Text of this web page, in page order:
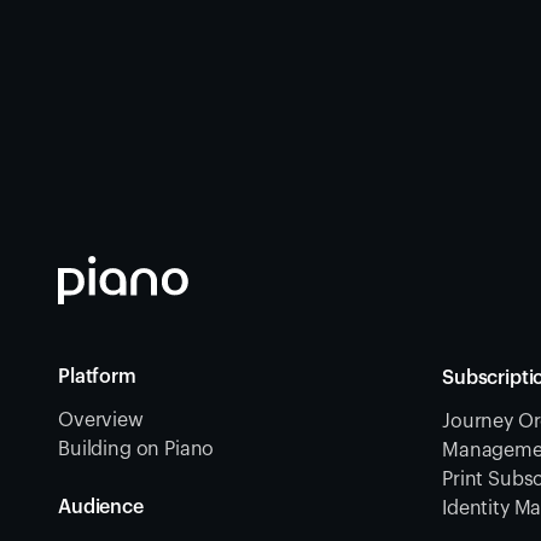
Platform
Overview
Building on Piano
Audience
Journey
Print
Identity